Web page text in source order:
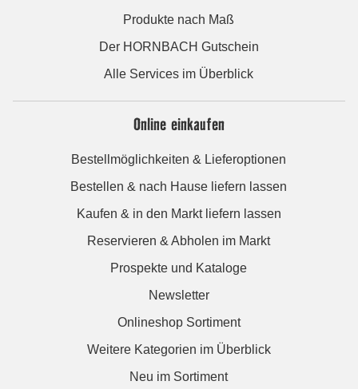
Produkte nach Maß
Der HORNBACH Gutschein
Alle Services im Überblick
Online einkaufen
Bestellmöglichkeiten & Lieferoptionen
Bestellen & nach Hause liefern lassen
Kaufen & in den Markt liefern lassen
Reservieren & Abholen im Markt
Prospekte und Kataloge
Newsletter
Onlineshop Sortiment
Weitere Kategorien im Überblick
Neu im Sortiment